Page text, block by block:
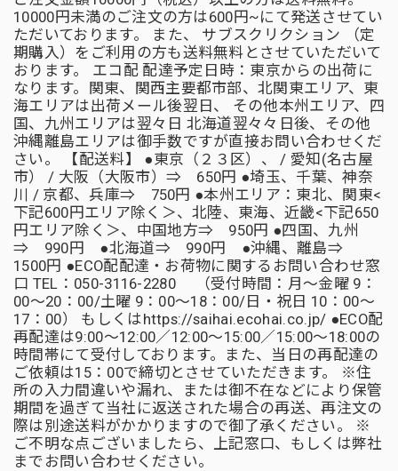
10000円未満のご注文の方は600円~にて発送させてい
ただいております。 また、 サブスクリクション （定
期購入）をご利用の方も送料無料とさせていただいて
おります。 エコ配 配達予定日時：東京からの出荷に
なります。関東、関西主要都市部、北関東エリア、東
海エリアは出荷メール後翌日、 その他本州エリア、四
国、九州エリアは翌々日 北海道翌々々日後、その他
沖縄離島エリアは御手数ですが直接お問い合わせくだ
さい。 【配送料】 ●東京（２３区）、 / 愛知(名古屋
市） / 大阪（大阪市）⇒ 650円 ●埼玉、千葉、神奈
川 / 京都、兵庫⇒ 750円 ●本州エリア：東北、関東<
下記600円エリア除く＞、北陸、東海、近畿<下記650
円エリア除く＞、中国地方⇒ 950円 ●四国、九州
⇒ 990円 ●北海道⇒ 990円 ●沖縄、離島⇒
1500円 ●ECO配配達・お荷物に関するお問い合わせ窓
口 TEL：050-3116-2280 （受付時間：月～金曜 9：
00～20：00/土曜 9：00～18：00/日・祝日 10：00～
17：00） もしくはhttps://saihai.ecohai.co.jp/ ●ECO配
再配達は9:00～12:00／12:00～15:00／15:00～18:00の
時間帯にて受付しております。また、当日の再配達の
ご依頼は15：00で締切とさせていただきます。 ※住
所の入力間違いや漏れ、または御不在などにより保管
期間を過ぎて当社に返送された場合の再送、再注文の
際は別途送料がかかりますので御了承ください。 ※
ご不明な点ございましたら、上記窓口、もしくは弊社
までお問い合わせください。